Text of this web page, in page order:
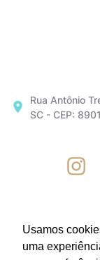
Rua Antônio
SC - CEP:
Usamos
uma